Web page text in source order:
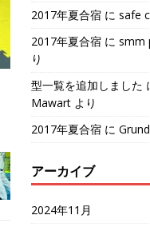
2017年夏合宿に safe
2017年夏合宿に smm
り
型一覧を追加しました
Mawartより
2017年夏合宿に
アーカイブ
2024年11月